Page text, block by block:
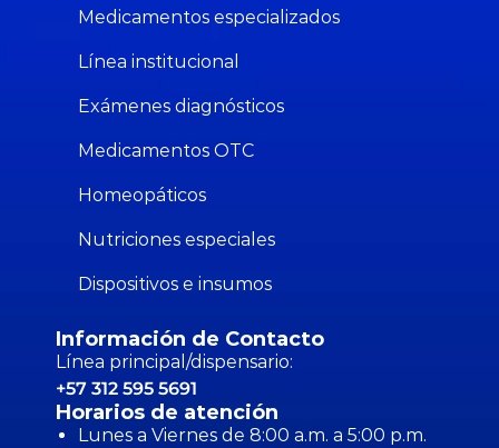
Medicamentos especializados
Línea institucional
Exámenes diagnósticos
Medicamentos OTC
Homeopáticos
Nutriciones especiales
Dispositivos e insumos
Información de Contacto
Línea principal/dispensario:
+57 312 595 5691
Horarios de atención
Lunes a Viernes de 8:00 a.m. a 5:00 p.m.